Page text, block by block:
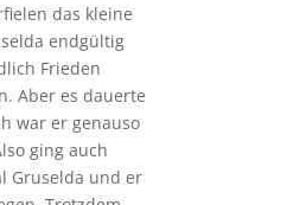
das kleine
endgültig
Frieden
Aber es dauerte
war er genauso
ging auch
Gruselda und er